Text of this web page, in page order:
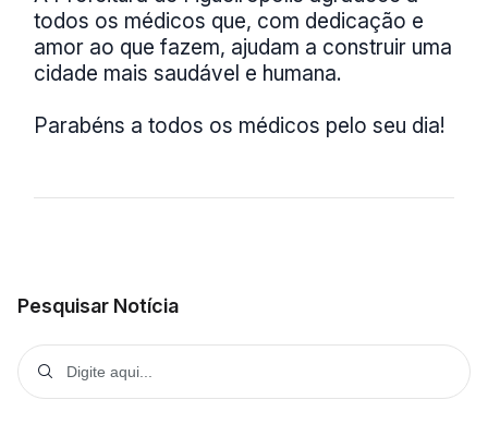
todos os médicos que, com dedicação e
amor ao que fazem, ajudam a construir uma
cidade mais saudável e humana.
Parabéns a todos os médicos pelo seu dia!
Pesquisar Notícia